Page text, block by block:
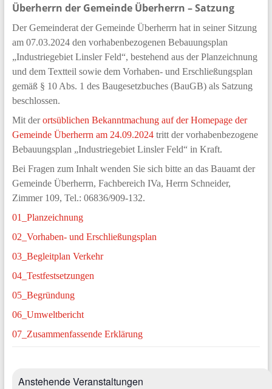
Überherrn der Gemeinde Überherrn – Satzung
Der Gemeinderat der Gemeinde Überherrn hat in seiner Sitzung
am 07.03.2024 den vorhabenbezogenen Bebauungsplan
„Industriegebiet Linsler Feld“, bestehend aus der Planzeichnung
und dem Textteil sowie dem Vorhaben- und Erschließungsplan
gemäß § 10 Abs. 1 des Baugesetzbuches (BauGB) als Satzung
beschlossen.
Mit derortsüblichen Bekanntmachung auf der Homepage der
Gemeinde Überherrn am 24.09.2024tritt der vorhabenbezogene
Bebauungsplan „Industriegebiet Linsler Feld“ in Kraft.
Bei Fragen zum Inhalt wenden Sie sich bitte an das Bauamt der
Gemeinde Überherrn, Fachbereich IVa, Herrn Schneider,
Zimmer 109, Tel.: 06836/909-132.
01_Planzeichnung
02_Vorhaben- und Erschließungsplan
03_Begleitplan Verkehr
04_Testfestsetzungen
05_Begründung
06_Umweltbericht
07_Zusammenfassende Erklärung
Anstehende Veranstaltungen